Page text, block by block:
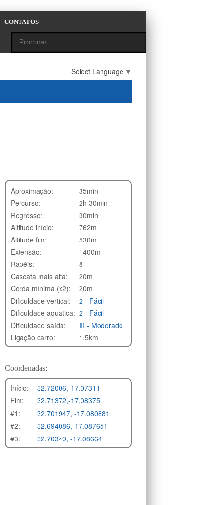
CONTATOS
Select Language ▼
Aproximação:
35min
Percurso:
2h 30min
Regresso:
30min
Altitude início:
762m
Altitude fim:
530m
Extensão:
1400m
Rapéis:
8
Cascata mais alta:
20m
Corda mínima (x2):
20m
Dificuldade vertical:
2 - Fácil
Dificuldade aquática: 2 - Fácil
Dificuldade saída:
III - Moderado
Ligação carro:
1.5km
Coordenadas:
Início:
32.72006,-17.07311
Fim:
32.71372,-17.08375
#1:
32.701947, -17.080881
#2:
32.694086,-17.087651
#3:
32.70349, -17.08664